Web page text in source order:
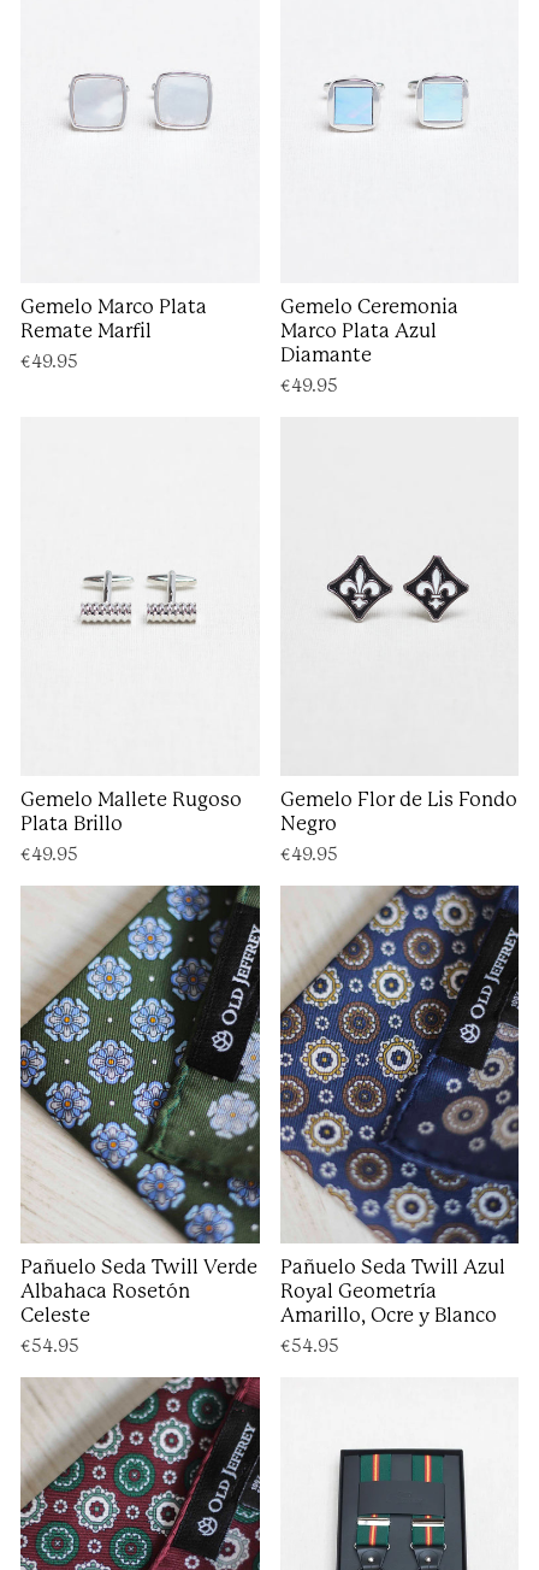
Gemelo Marco Plata
Remate Marfil
€49.95
Gemelo Ceremonia
Marco Plata Azul
Diamante
€49.95
Gemelo Mallete Rugoso
Plata Brillo
€49.95
Gemelo Flor de Lis Fondo
Negro
€49.95
Pañuelo Seda Twill Verde
Albahaca Rosetón
Celeste
€54.95
Pañuelo Seda Twill Azul
Royal Geometría
Amarillo, Ocre y Blanco
€54.95